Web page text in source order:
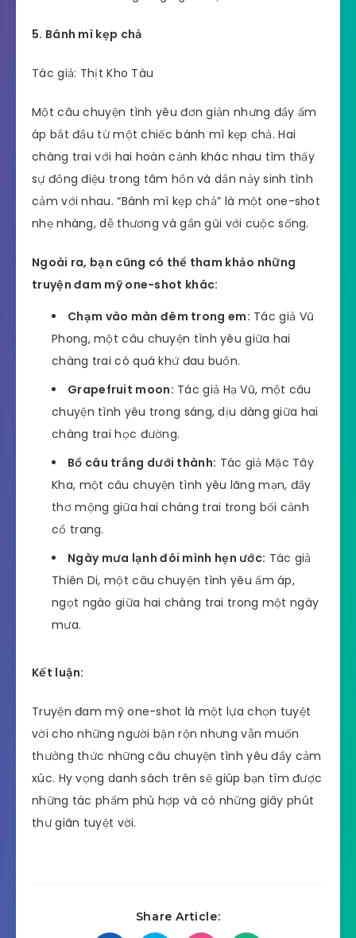
5. Bánh mì kẹp chả
Tác giả: Thịt Kho Tàu
Một câu chuyện tình yêu đơn giản nhưng đầy ấm
áp bắt đầu từ một chiếc bánh mì kẹp chả. Hai
chàng trai với hai hoàn cảnh khác nhau tìm thấy
sự đồng điệu trong tâm hồn và dần nảy sinh tình
cảm với nhau. “Bánh mì kẹp chả” là một one-shot
nhẹ nhàng, dễ thương và gần gũi với cuộc sống.
Ngoài ra, bạn cũng có thể tham khảo những
truyện đam mỹ one-shot khác:
Chạm vào màn đêm trong em: Tác giả Vũ
Phong, một câu chuyện tình yêu giữa hai
chàng trai có quá khứ đau buồn.
Grapefruit moon: Tác giả Hạ Vũ, một câu
chuyện tình yêu trong sáng, dịu dàng giữa hai
chàng trai học đường.
Bồ câu trắng dưới thành: Tác giả Mặc Tây
Kha, một câu chuyện tình yêu lãng mạn, đầy
thơ mộng giữa hai chàng trai trong bối cảnh
cổ trang.
Ngày mưa lạnh đôi mình hẹn ước: Tác giả
Thiên Di, một câu chuyện tình yêu ấm áp,
ngọt ngào giữa hai chàng trai trong một ngày
mưa.
Kết luận:
Truyện đam mỹ one-shot là một lựa chọn tuyệt
vời cho những người bận rộn nhưng vẫn muốn
thưởng thức những câu chuyện tình yêu đầy cảm
xúc. Hy vọng danh sách trên sẽ giúp bạn tìm được
những tác phẩm phù hợp và có những giây phút
thư giãn tuyệt vời.
Share Article: